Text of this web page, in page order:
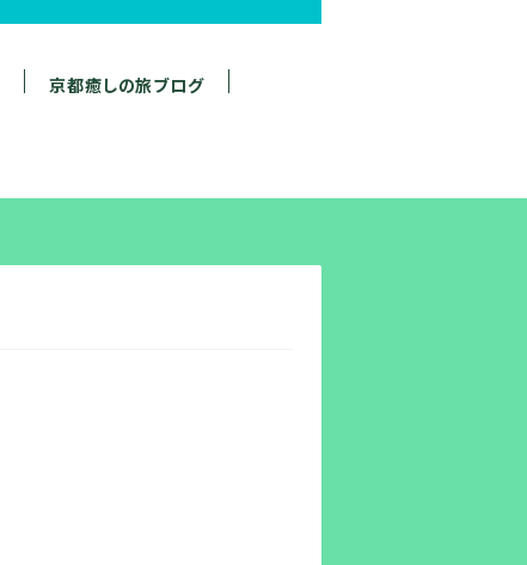
京都癒しの旅ブログ